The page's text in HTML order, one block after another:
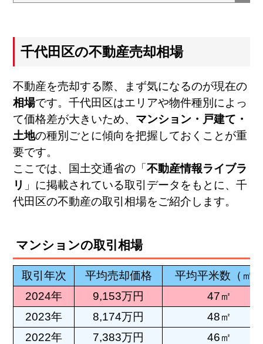
千代田区の不動産売却相場
不動産を売却する際、まず気になるのが現在の
相場です。千代田区はエリアや物件種別によっ
て価格差が大きいため、 マンション・戸建て・
土地の種別ごとに傾向を把握しておくことが重
要です。
ここでは、国土交通省の「不動産情報ライブラ
リ 」に掲載されている取引データをもとに、千
代田区の不動産の取引相場をご紹介します。
マンションの取引相場
取引年次 平均売却価格
平均平米数（㎡
2024年
9,153万円
47㎡
2023年
8,174万円
48㎡
2022年
7,383万円
46㎡